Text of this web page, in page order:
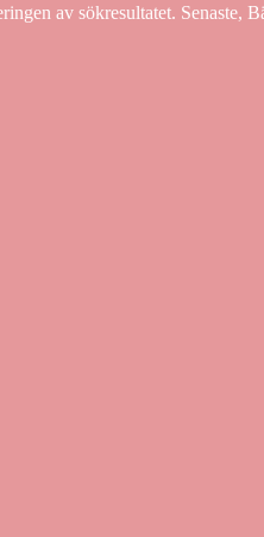
av sökresultatet. Senaste,